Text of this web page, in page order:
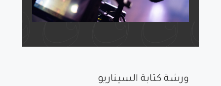
ورشة كتابة السيناريو